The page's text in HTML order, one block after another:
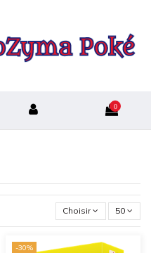
0
Choisir 50
-30%